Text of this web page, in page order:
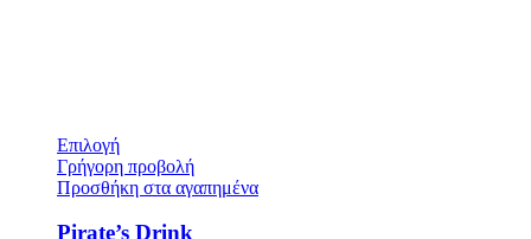
Επιλογή
Γρήγορη προβολή
Προσθήκη στα αγαπημένα
Pirate’s Drink